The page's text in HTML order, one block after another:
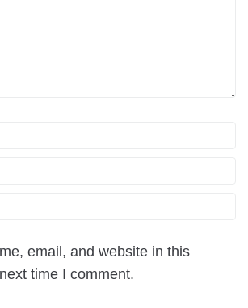
email, and website in this
time I comment.